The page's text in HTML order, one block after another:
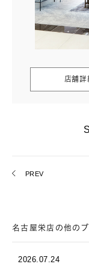
店舗詳
PREV
名古屋栄店の他の
2026.07.24